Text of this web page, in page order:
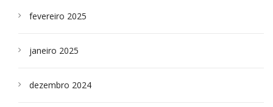
fevereiro 2025
janeiro 2025
dezembro 2024